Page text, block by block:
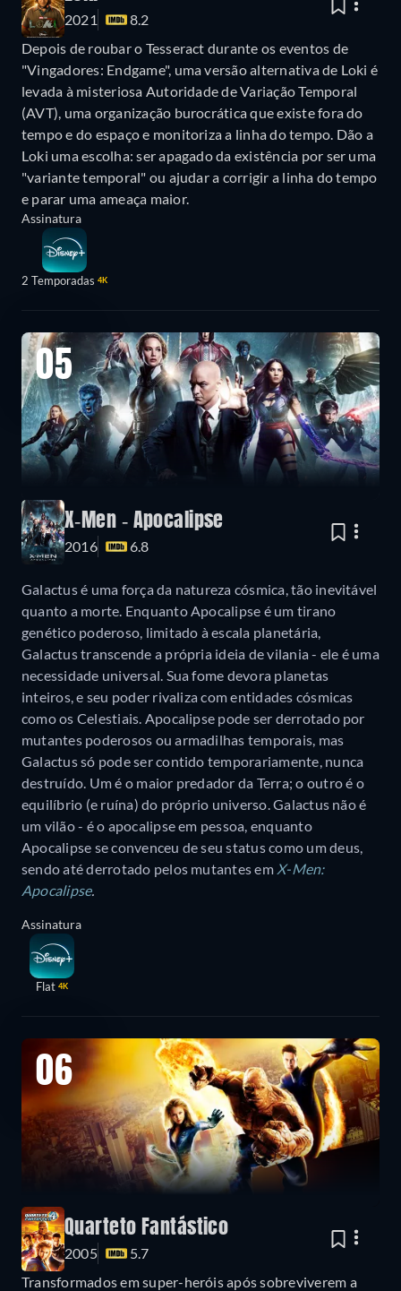
2021
8.2
Depois de roubar o Tesseract durante os eventos de
"Vingadores: Endgame", uma versão alternativa de Loki é
levada à misteriosa Autoridade de Variação Temporal
(AVT), uma organização burocrática que existe fora do
tempo e do espaço e monitoriza a linha do tempo. Dão a
Loki uma escolha: ser apagado da existência por ser uma
"variante temporal" ou ajudar a corrigir a linha do tempo
e parar uma ameaça maior.
Assinatura
2 Temporadas 4K
05
X-Men - Apocalipse
2016 6.8
Galactus é uma força da natureza cósmica, tão inevitável
quanto a morte. Enquanto Apocalipse é um tirano
genético poderoso, limitado à escala planetária,
Galactus transcende a própria ideia de vilania - ele é uma
necessidade universal. Sua fome devora planetas
inteiros, e seu poder rivaliza com entidades cósmicas
como os Celestiais. Apocalipse pode ser derrotado por
mutantes poderosos ou armadilhas temporais, mas
Galactus só pode ser contido temporariamente, nunca
destruído. Um é o maior predador da Terra; o outro é o
equilíbrio (e ruína) do próprio universo. Galactus não é
um vilão - é o apocalipse em pessoa, enquanto
Apocalipse se convenceu de seu status como um deus,
sendo até derrotado pelos mutantes em X-Men:
Apocalipse.
Assinatura
Flat 4K
06
Quarteto Fantástico
2005
5.7
Transformados em super-heróis após sobreviverem a